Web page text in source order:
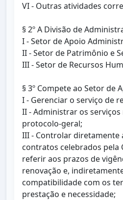
VI - Outras atividades
§ 2º A Divisão de
I - Setor de Apoio
II - Setor de Patrimônio e
III - Setor de Recursos
§ 3º Compete ao Setor de
I - Gerenciar o serviço de
II - Administrar os
protocolo-geral;
III - Controlar diretamente
contratos celebrados pela
referir aos prazos de
renovação e,
compatibilidade com os
prestação e necessidade;